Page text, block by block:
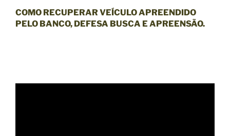
COMO RECUPERAR VEÍCULO APREENDIDO
PELO BANCO, DEFESA BUSCA E APREENSÃO.